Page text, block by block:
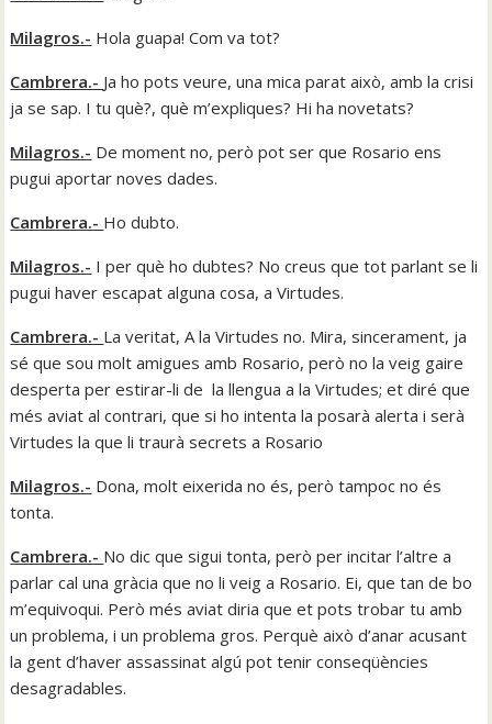
Milagros.- Hola guapa! Com va tot?
Cambrera.- Ja ho pots veure, una mica parat això, amb la crisi
ja se sap. I tu què?, què m’expliques? Hi ha novetats?
Milagros.- De moment no, però pot ser que Rosario ens
pugui aportar noves dades.
Cambrera.- Ho dubto.
Milagros.- I per què ho dubtes? No creus que tot parlant se li
pugui haver escapat alguna cosa, a Virtudes.
Cambrera.- La veritat, A la Virtudes no. Mira, sincerament, ja
sé que sou molt amigues amb Rosario, però no la veig gaire
desperta per estirar-li de la llengua a la Virtudes; et diré que
més aviat al contrari, que si ho intenta la posarà alerta i serà
Virtudes la que li traurà secrets a Rosario
Milagros.- Dona, molt eixerida no és, però tampoc no és
tonta.
Cambrera.- No dic que sigui tonta, però per incitar l’altre a
parlar cal una gràcia que no li veig a Rosario. Ei, que tan de bo
m’equivoqui. Però més aviat diria que et pots trobar tu amb
un problema, i un problema gros. Perquè això d’anar acusant
la gent d’haver assassinat algú pot tenir conseqüències
desagradables.